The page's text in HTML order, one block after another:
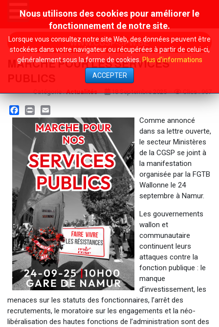
MENU
WWW.CGSP-SPW.BE
MARCHE POUR LES SERVICES
Catégorie :Actualités 18 Septembre 2025 Clics : 967
Facebook
PrintEmail
Comme annoncé
dans sa lettre ouverte,
le secteur Ministères
de la CGSP se joint à
la manifestation
organisée par la FGTB
Wallonne le 24
septembre à Namur.
Les gouvernements
wallon et
communautaire
continuent leurs
attaques contre la
fonction publique : le
manque
d’investissement, les
menaces sur les statuts des fonctionnaires, l’arrêt des
recrutements, le moratoire sur les engagements et la néo-
libéralisation des hautes fonctions de l’administration sont des
Nous utilisons des cookies pour améliorer le
fonctionnement de notre site.
Lorsque vous consultez notre site Web, des données peuvent être
stockées dans votre navigateur ou récupérées à partir de celui-ci,
généralement sous la forme de cookies. Plus d'informations
ACCEPTER